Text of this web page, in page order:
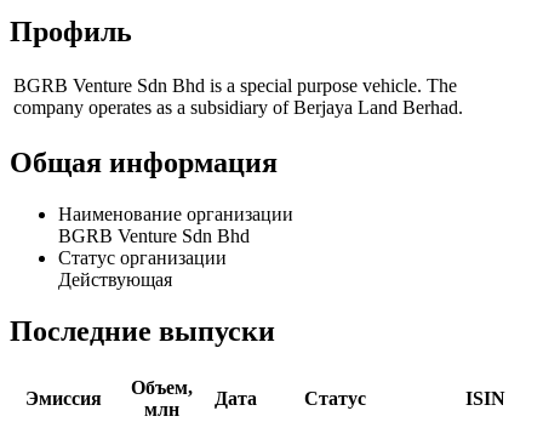
Профиль
BGRB Venture Sdn Bhd is a special purpose vehicle. The
company operates as a subsidiary of Berjaya Land Berhad.
Общая информация
Наименование организации
BGRB Venture Sdn Bhd
Статус организации
Действующая
Последние выпуски
Эмиссия
Объем,
млн
Дата Статус
ISIN